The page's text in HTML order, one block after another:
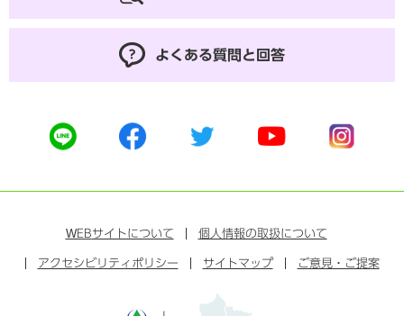
よくある質問と回答
公
式
イ
公
式
ェ
ス
ッ
公
式
イ
タ
公
ー
ュ
ブ
公
式
ン
ラ
WEBサイトについて 個人情報の取扱について
アクセシビリティポリシー サイトマップ ご意見・ご提案